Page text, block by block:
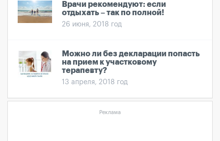
Врачи рекомендуют: если
отдыхать – так по полной!
26 июня, 2018 год
Можно ли без декларации попасть
на прием к участковому
терапевту?
13 апреля, 2018 год
Реклама